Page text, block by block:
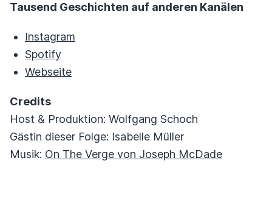
Tausend Geschichten auf anderen Kanälen
Instagram
Spotify
Webseite
Credits
Host & Produktion: Wolfgang Schoch
Gästin dieser Folge: Isabelle Müller
Musik: On The Verge von Joseph McDade